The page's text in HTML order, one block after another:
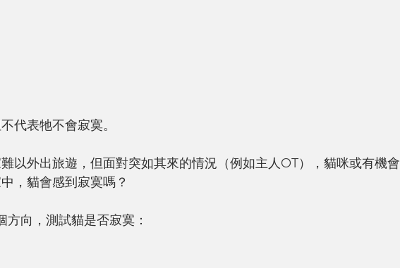
代表牠不會寂寞。
以外出旅遊，但面對突如其來的情況（例如主人OT），貓咪或有機會
，貓會感到寂寞嗎？
方向，測試貓是否寂寞：